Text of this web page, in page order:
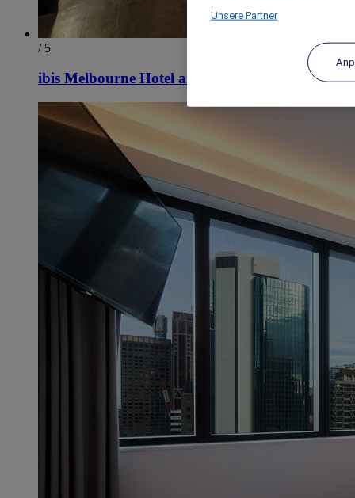
/ 5
ibis Melbourne Hotel and Apartments
Unsere Partner